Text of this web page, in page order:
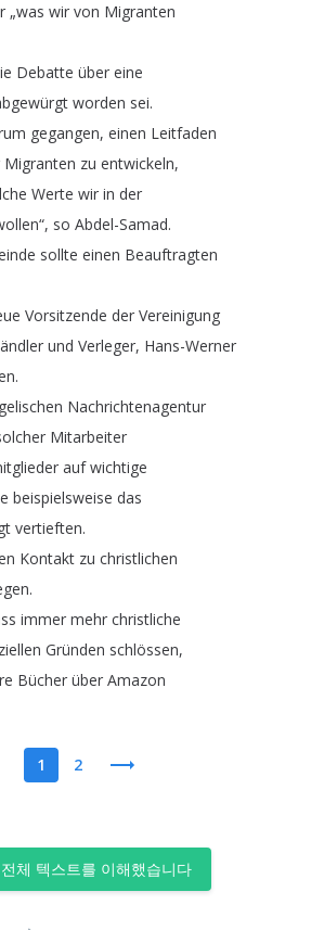
„was wir von Migranten
Debatte über eine
worden sei.
gegangen, einen Leitfaden
Migranten zu entwickeln,
Werte wir in der
“, so Abdel-Samad.
sollte einen Beauftragten
Vorsitzende der Vereinigung
und Verleger, Hans-Werner
.
Nachrichtenagentur
Mitarbeiter
auf wichtige
beispielsweise das
vertieften.
Kontakt zu christlichen
.
immer mehr christliche
Gründen schlössen,
Bücher über Amazon
1 2
전체 텍스트를 이해했습니다